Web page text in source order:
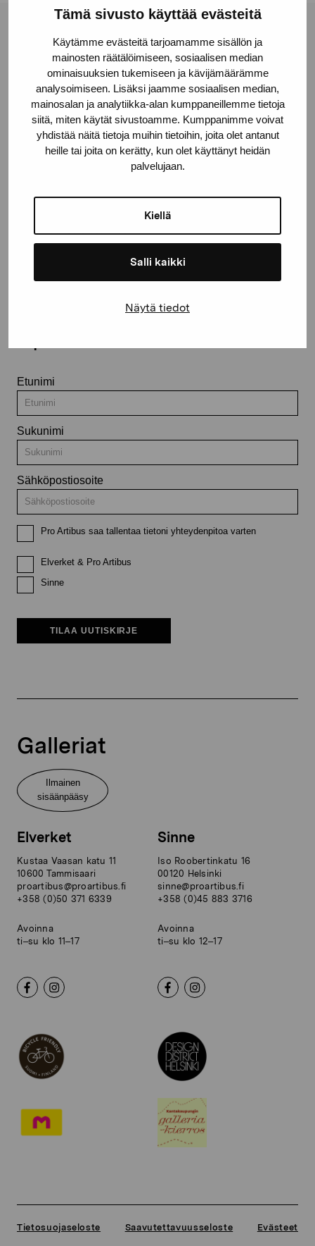
Tämä sivusto käyttää evästeitä
Käytämme evästeitä tarjoamamme sisällön ja
mainosten räätälöimiseen, sosiaalisen median
ominaisuuksien tukemiseen ja kävijämäärämme
analysoimiseen. Lisäksi jaamme sosiaalisen median,
mainosalan ja analytiikka-alan kumppaneillemme tietoja
siitä, miten käytät sivustoamme. Kumppanimme voivat
yhdistää näitä tietoja muihin tietoihin, joita olet antanut
heille tai joita on kerätty, kun olet käyttänyt heidän
palvelujaan.
Kiellä
Salli kaikki
Näytä tiedot
Pro Artibus -säätiö
Kustaa Vaasan katu 11
10600 Tammisaari
proartibus@proartibus.fi
+358 (0)50 371 6339
Ota yhteyttä
Pysy ajantasalla näyttelyistä ja
Etunimi
Sukunimi
Sähköpostiosoite
Pro Artibus saa tallentaa tietoni yhteydenpitoa varten
Elverket & Pro Artibus
Sinne
TILAA UUTISKIRJE
Galleriat
Ilmainen
sisäänpääsy
Elverket
Kustaa Vaasan katu 11
10600 Tammisaari
proartibus@proartibus.fi
+358 (0)50 371 6339
Avoinna
ti–su klo 11–17
Sinne
Iso Roobertinkatu 16
00120 Helsinki
sinne@proartibus.fi
+358 (0)45 883 3716
Avoinna
ti–su klo 12–17
Tietosuojaseloste Saavutettavuusseloste Evästeet